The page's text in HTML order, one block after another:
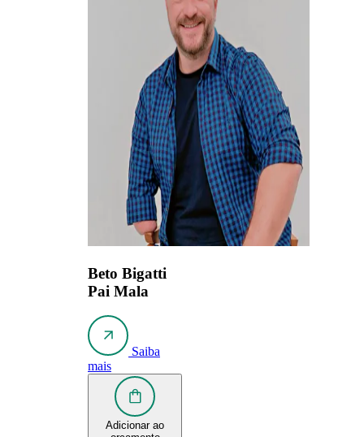
Beto Bigatti
Pai Mala
Saiba
mais
Adicionar ao